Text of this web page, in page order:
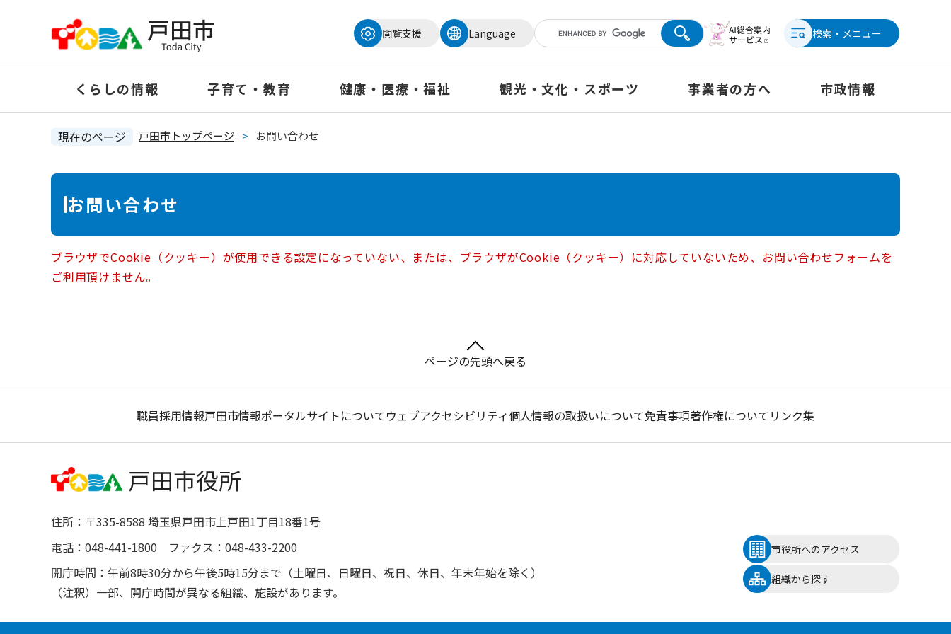
の
頭
閲覧支援
Language 検索・メニュー
くらしの情報 子育て・教育 健康・医療・福祉 観光・文化・スポーツ 事業者の方へ 市政情報
現在のページ 戸田市トップページ > お問い合わせ
本
お問い合わせ
ブラウザでCookie（クッキー）が使用できる設定になっていない、または、ブラウザがCookie（クッキー）に対応していないため、お問い合わせフォームを
ご利用頂けません。
ページの先頭へ戻る
職員採用情報戸田市情報ポータルサイトについてウェブアクセシビリティ個人情報の取扱いについて免責事項著作権について リンク集
住所：〒335-8588 埼玉県戸田市上戸田1丁目18番1号
電話：048-441-1800 ファクス：048-433-2200
開庁時間：午前8時30分から午後5時15分まで（土曜日、日曜日、祝日、休日、年末年始を除く）
（注釈）一部、開庁時間が異なる組織、施設があります。
市役所へのアクセス
組織から探す